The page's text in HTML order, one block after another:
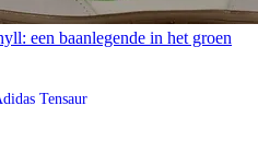
een baanlegende in het groen
Tensaur